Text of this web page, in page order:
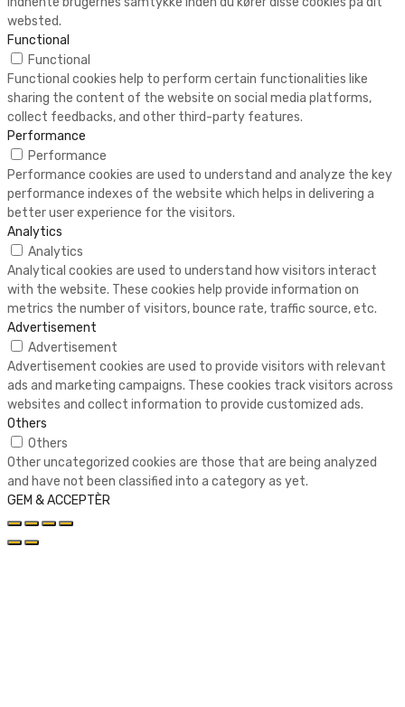
websted.
Functional
Functional
Functional cookies help to perform certain functionalities like
sharing the content of the website on social media platforms,
collect feedbacks, and other third-party features.
Performance
Performance
Performance cookies are used to understand and analyze the key
performance indexes of the website which helps in delivering a
better user experience for the visitors.
Analytics
Analytics
Analytical cookies are used to understand how visitors interact
with the website. These cookies help provide information on
metrics the number of visitors, bounce rate, traffic source, etc.
Advertisement
Advertisement
Advertisement cookies are used to provide visitors with relevant
ads and marketing campaigns. These cookies track visitors across
websites and collect information to provide customized ads.
Others
Others
Other uncategorized cookies are those that are being analyzed
and have not been classified into a category as yet.
GEM & ACCEPTÈR